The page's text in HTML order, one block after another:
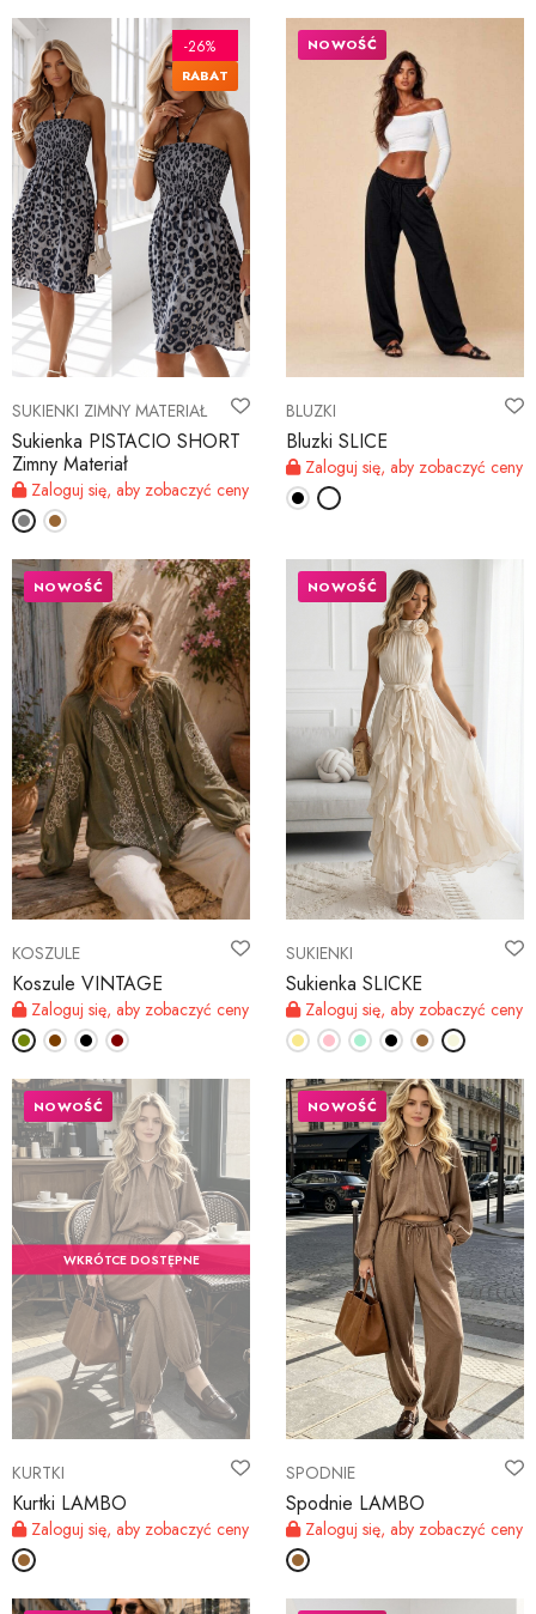
SUKIENKI ZIMNY MATERIAŁ
Sukienka PISTACIO SHORT
Zimny Materiał
Zaloguj się, aby zobaczyć ceny
-26%
RABAT
BLUZKI
Bluzki SLICE
Zaloguj się, aby zobaczyć ceny
NOWOŚĆ
KOSZULE
Koszule VINTAGE
Zaloguj się, aby zobaczyć ceny
NOWOŚĆ
SUKIENKI
Sukienka SLICKE
Zaloguj się, aby zobaczyć ceny
NOWOŚĆ
WKRÓTCE DOSTĘPNE
KURTKI
Kurtki LAMBO
Zaloguj się, aby zobaczyć ceny
NOWOŚĆ
SPODNIE
Spodnie LAMBO
Zaloguj się, aby zobaczyć ceny
NOWOŚĆ